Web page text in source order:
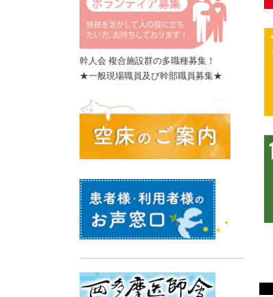
幹人会 複合施設群の多職種募集！
★一般現場職員及び幹部職員募集★